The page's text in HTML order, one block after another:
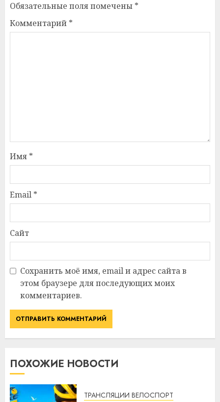
Обязательные поля помечены *
Комментарий *
Имя *
Email *
Сайт
Сохранить моё имя, email и адрес сайта в
этом браузере для последующих моих
комментариев.
ПОХОЖИЕ НОВОСТИ
ТРАНСЛЯЦИИ ВЕЛОСПОРТ